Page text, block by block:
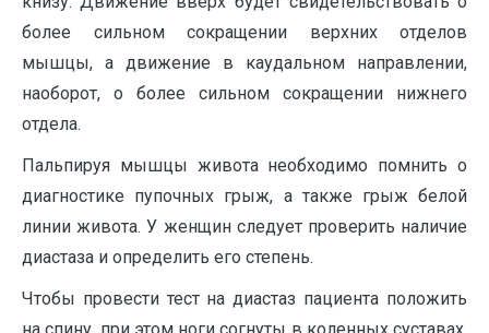
более сильном сокращении верхних отделов
мышцы, а движение в каудальном направлении,
наоборот, о более сильном сокращении нижнего
отдела.
Пальпируя мышцы живота необходимо помнить о
диагностике пупочных грыж, а также грыж белой
линии живота. У женщин следует проверить наличие
диастаза и определить его степень.
Чтобы провести тест на диастаз пациента положить